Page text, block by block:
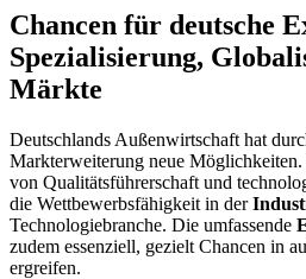
Chancen für deutsche
Spezialisierung,
Märkte
Deutschlands Außenwirtschaft hat
Markterweiterung neue
von Qualitätsführerschaft und
die Wettbewerbsfähigkeit in der
Technologiebranche. Die umfassende
zudem essenziell, gezielt Chancen in
ergreifen.